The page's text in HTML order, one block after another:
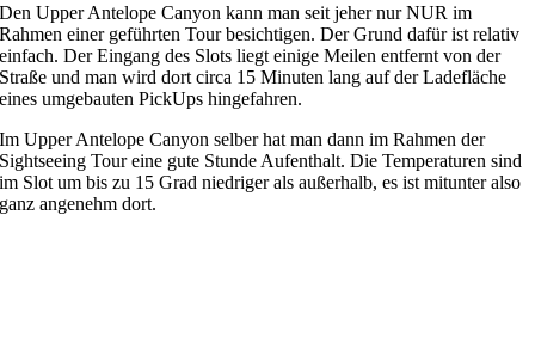
Den Upper Antelope Canyon kann man seit jeher nur NUR im
Rahmen einer geführten Tour besichtigen. Der Grund dafür ist relativ
einfach. Der Eingang des Slots liegt einige Meilen entfernt von der
Straße und man wird dort circa 15 Minuten lang auf der Ladefläche
eines umgebauten PickUps hingefahren.
Im Upper Antelope Canyon selber hat man dann im Rahmen der
Sightseeing Tour eine gute Stunde Aufenthalt. Die Temperaturen sind
im Slot um bis zu 15 Grad niedriger als außerhalb, es ist mitunter also
ganz angenehm dort.